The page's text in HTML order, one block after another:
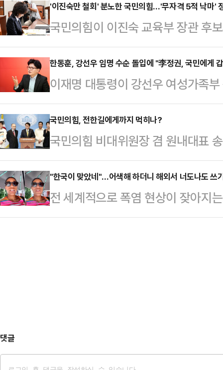
에 따르면 엘레오노라 인카르도나
스타디움에서 열린 PSG와 바이에
착용했다.공개된 사진에 따르면 인
트와 브라톱 차림(사진 왼쪽)으로
셜미디어(SNS)에 공유돼 화제를
태의 상의 차림은 과하…
'이진숙만 철회' 분노한 국민의힘…'무자격 5적 낙마'
국민의힘이 이진숙 교육부 장관 후
에 분노하고 있다. 미국과의 관세협
와 수해복구를 위해 행정안전부 장
멈추지 않는 이재명 정부와 더불어
는 것이다. 이에 각종 의혹에 휩싸
보자들의 낙마를 위한 당 차원의 공
대통령실 정무수석은 20일 용산 대
령은) 고민 결과 이…
한동훈, 강선우 임명 수순 돌입에 "李정권, 국민에게
이재명 대통령이 강선우 여성가족
것으로 전망되는 가운데, 한동훈 국
두에게 갑질하는 게 될 것"이라고
스북에 "요즘 많은 시민들과 만나
외교 정책에 대한 걱정, 국민의힘의
지만, 가장 많이 말씀하시는 것은
대한 분노였다"고 강조했다.앞서
자의 지명…
국민의힘, 전한길에게까지 먹히나?
국민의힘 비대위원장 겸 원내대표
착을 두었다.혁신위원장 인선 말이
쌍권 청산 요구-혁신위원장 사퇴-
적인 개혁 생각은 없으면서 겉으로
사람을 고른 필연적 결과였다.안철
"한국이 맞았네"…어색해 하더니 해외서 너도나도 쓰
전 세계적으로 폭염 현상이 잦아지
물로 여겨졌던 양산이 서구권에서
댓글